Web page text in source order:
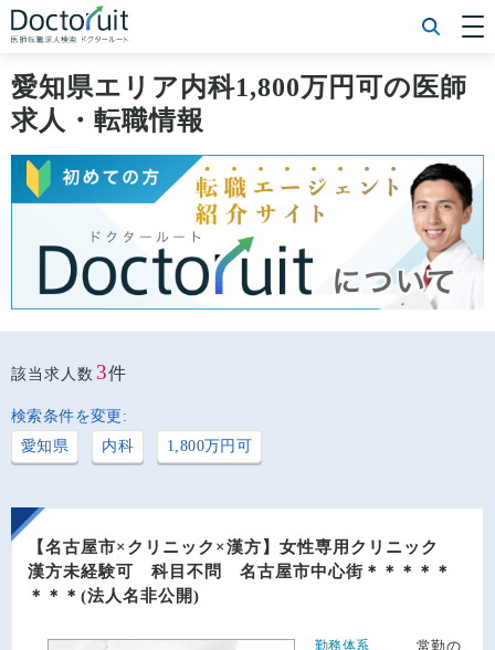
[常勤] 科目から探す
[常勤] 特徴から探す
[非常勤] エリアから探す
[非常勤] 科目から探す
Doctoruit医師転職特集
Doctoruitについて
運営者情報
プライバシーポリシー
愛知県エリア内科1,800万円可の医師
求人・転職情報
該当求人数 3件
検索条件を変更:
愛知県
内科 1,800万円可
【名古屋市×クリニック×漢方】女性専用クリニック
漢方未経験可 科目不問 名古屋市中心街＊＊＊＊＊
＊＊＊(法人名非公開)
勤務体系
常勤の